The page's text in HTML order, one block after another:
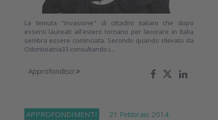
La temuta "invasione" di cittadini italiani che dopo
essersi laureati all'estero tornano per lavorare in Italia
sembra essere cominciata. Secondo quando rilevato da
Odontoiatria33 consultando i...
Approfondisci
APPROFONDIMENTI 21 Febbraio 2014